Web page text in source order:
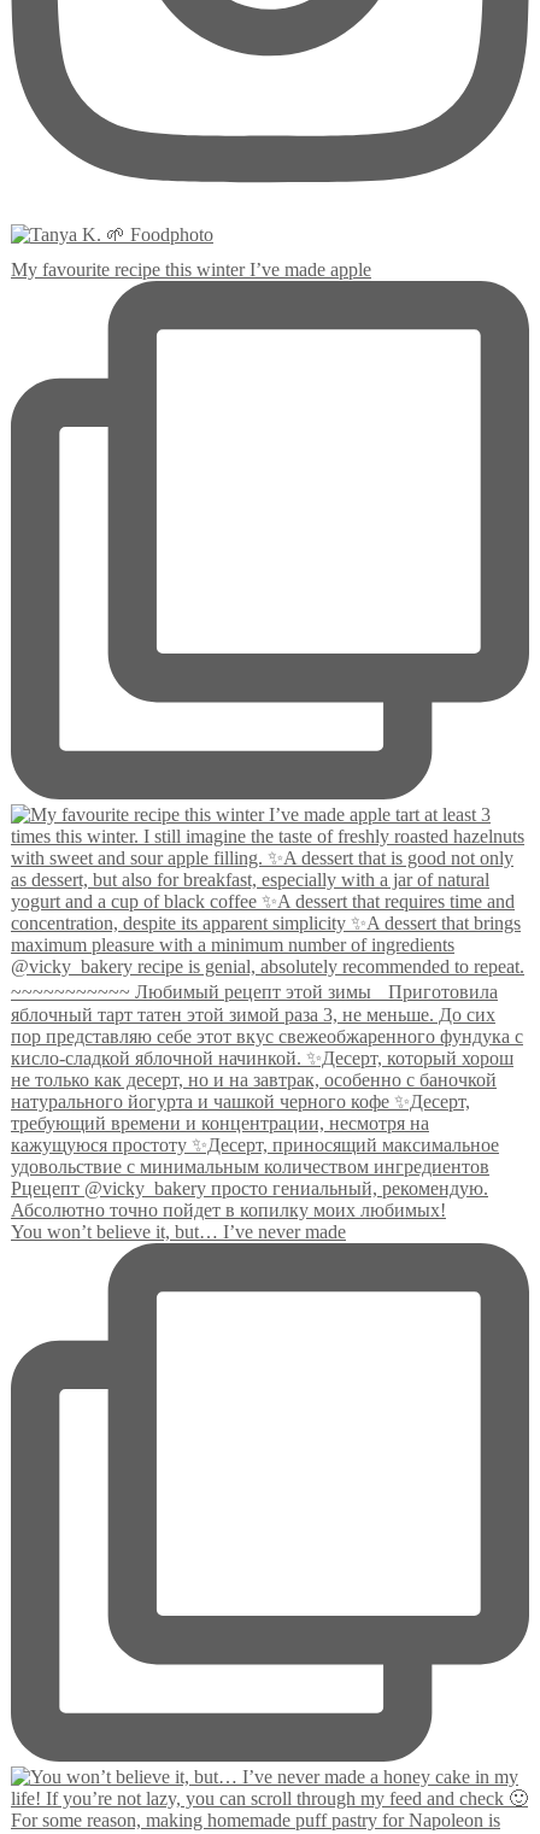
My favourite recipe this winter I’ve made apple
You won’t believe it, but… I’ve never made